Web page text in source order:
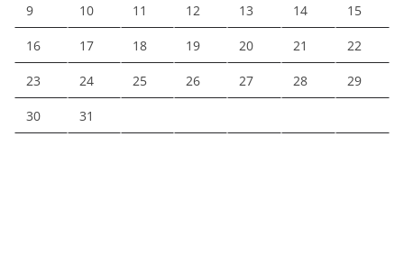
9 10 11 12 13 14 15
16 17 18 19 20 21 22
23 24 25 26 27 28 29
30 31